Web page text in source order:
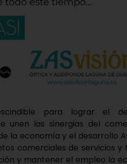
para lograr el
unen las sinergias del
la economía y el desarrollo
comerciales de servicios y
y mantener el empleo la